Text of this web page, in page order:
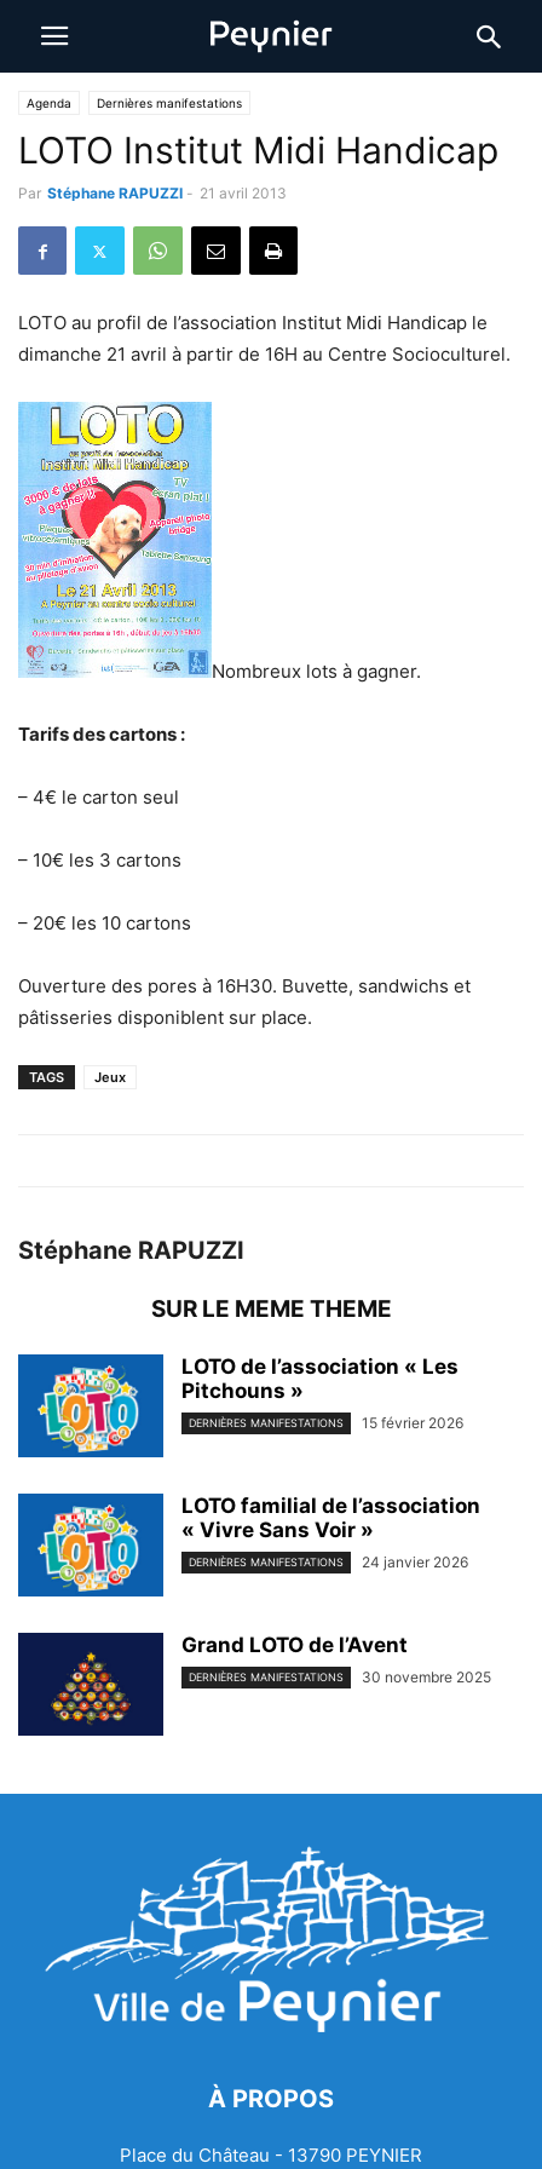
Agenda Dernières manifestations
LOTO Institut Midi Handicap
Par Stéphane RAPUZZI - 21 avril 2013
LOTO au profil de l’association Institut Midi Handicap le
dimanche 21 avril à partir de 16H au Centre Socioculturel.
Nombreux lots à gagner.
Tarifs des cartons :
– 4€ le carton seul
– 10€ les 3 cartons
– 20€ les 10 cartons
Ouverture des pores à 16H30. Buvette, sandwichs et
pâtisseries disponiblent sur place.
TAGS Jeux
Stéphane RAPUZZI
SUR LE MEME THEME
LOTO de l’association « Les
Pitchouns »
DERNIÈRES MANIFESTATIONS 15 février 2026
LOTO familial de l’association
« Vivre Sans Voir »
DERNIÈRES MANIFESTATIONS 24 janvier 2026
Grand LOTO de l’Avent
DERNIÈRES MANIFESTATIONS 30 novembre 2025
À PROPOS
Place du Château - 13790 PEYNIER